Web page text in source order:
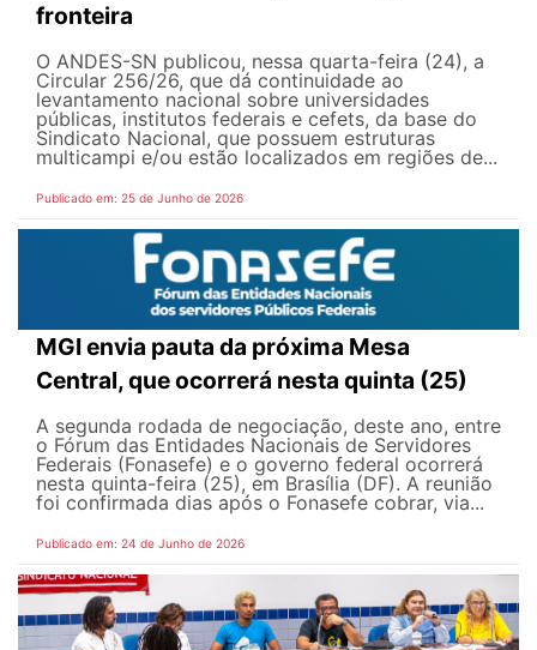
fronteira
O ANDES-SN publicou, nessa quarta-feira (24), a
Circular 256/26, que dá continuidade ao
levantamento nacional sobre universidades
públicas, institutos federais e cefets, da base do
Sindicato Nacional, que possuem estruturas
multicampi e/ou estão localizados em regiões de...
Publicado em: 25 de Junho de 2026
MGI envia pauta da próxima Mesa
Central, que ocorrerá nesta quinta (25)
A segunda rodada de negociação, deste ano, entre
o Fórum das Entidades Nacionais de Servidores
Federais (Fonasefe) e o governo federal ocorrerá
nesta quinta-feira (25), em Brasília (DF). A reunião
foi confirmada dias após o Fonasefe cobrar, via...
Publicado em: 24 de Junho de 2026